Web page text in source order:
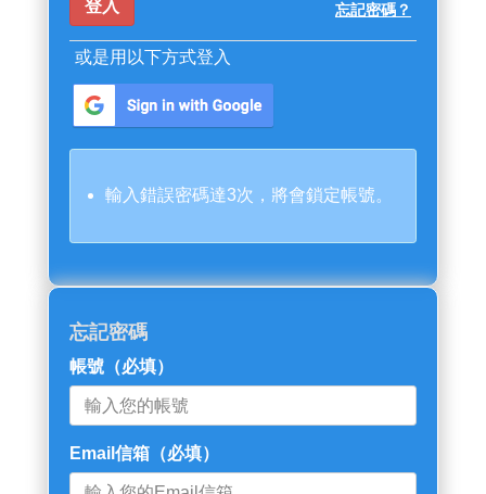
忘記密碼？
或是用以下方式登入
輸入錯誤密碼達3次，將會鎖定帳號。
忘記密碼
帳號 （必填）
Email信箱 （必填）